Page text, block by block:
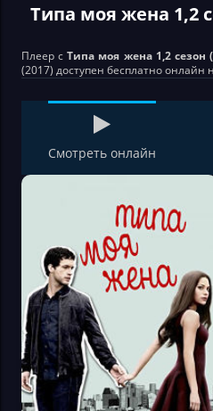
Типа моя жена 1,2
Плеер сТипа моя жена 1,2 сезон
(2017) доступен бесплатно
Смотреть онлайн